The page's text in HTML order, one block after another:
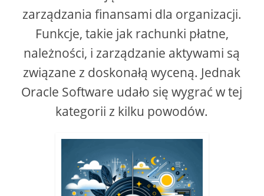
d
e
o
zarządzania finansami dla organizacji.
Funkcje, takie jak rachunki płatne,
należności, i zarządzanie aktywami są
związane z doskonałą wyceną. Jednak
Oracle Software udało się wygrać w tej
kategorii z kilku powodów.